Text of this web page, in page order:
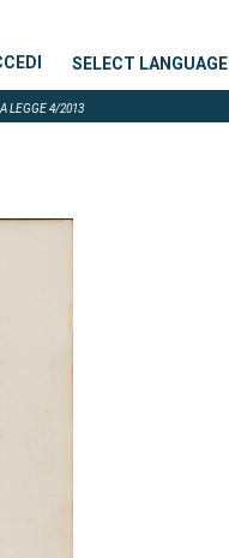
SELECT LANGUAGE
LEGGE 4/2013